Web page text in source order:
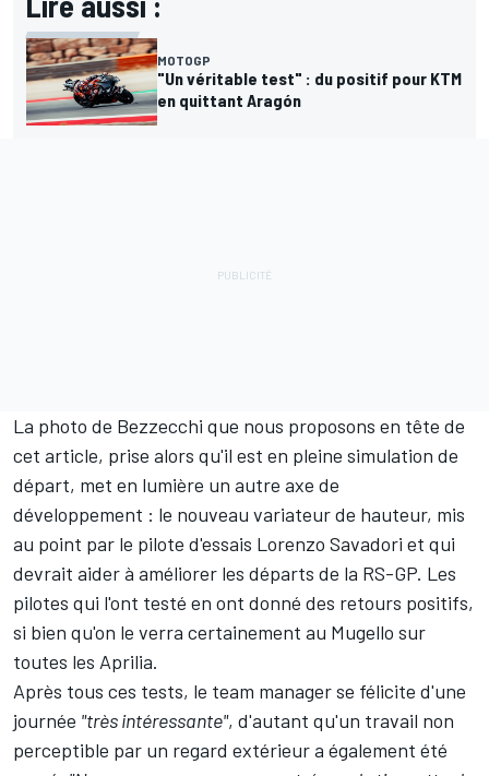
MOTOGP
"Un véritable test" : du positif pour KTM
en quittant Aragón
La photo de Bezzecchi que nous proposons en tête de
cet article, prise alors qu'il est en pleine simulation de
départ, met en lumière un autre axe de
développement : le nouveau variateur de hauteur, mis
au point par le pilote d'essais Lorenzo Savadori et qui
devrait aider à améliorer les départs de la RS-GP. Les
pilotes qui l'ont testé en ont donné des retours positifs,
si bien qu'on le verra certainement au Mugello sur
toutes les Aprilia.
Après tous ces tests, le team manager se félicite d'une
journée "très intéressante", d'autant qu'un travail non
perceptible par un regard extérieur a également été